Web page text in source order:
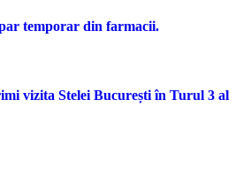
temporar din farmacii.
vizita Stelei București în Turul 3 al